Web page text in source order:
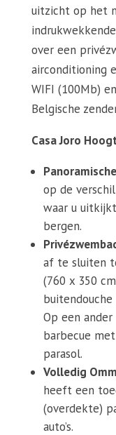
uitzicht op het
over een
airconditioning
WIFI (100Mb)
Belgische
Casa Joro
op de
waar u
bergen.
af te sluiten
(760 x 350
Op een
barbecue
parasol.
Volledig
heeft een
(overdekte)
auto’s.